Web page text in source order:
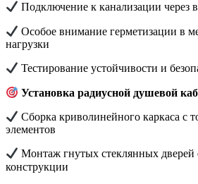
Подключение к канализации через
Особое внимание герметизации в
нагрузки
Тестирование устойчивости и
Установка радиусной душевой
Сборка криволинейного каркаса с
элементов
Монтаж гнутых стеклянных дверей
конструкции